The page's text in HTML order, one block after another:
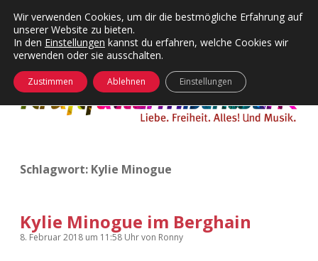
Kategorien
Menü
24 Hours Chilling
Die Wende
KFMW-Disco
Kopfkinomusik
KFMW-Disco
Dates
Contact
Menü
öffnen
Adventskalender 2010
instagramsoundcloud
öffnen
Schlagwort: Kylie Minogue
Kylie Minogue im Berghain
8. Februar 2018 um 11:58 Uhrvon Ronny
Wir verwenden Cookies, um dir die bestmögliche Erfahrung auf
unserer Website zu bieten.
In den Einstellungen kannst du erfahren, welche Cookies wir
verwenden oder sie ausschalten.
Zustimmen Ablehnen Einstellungen